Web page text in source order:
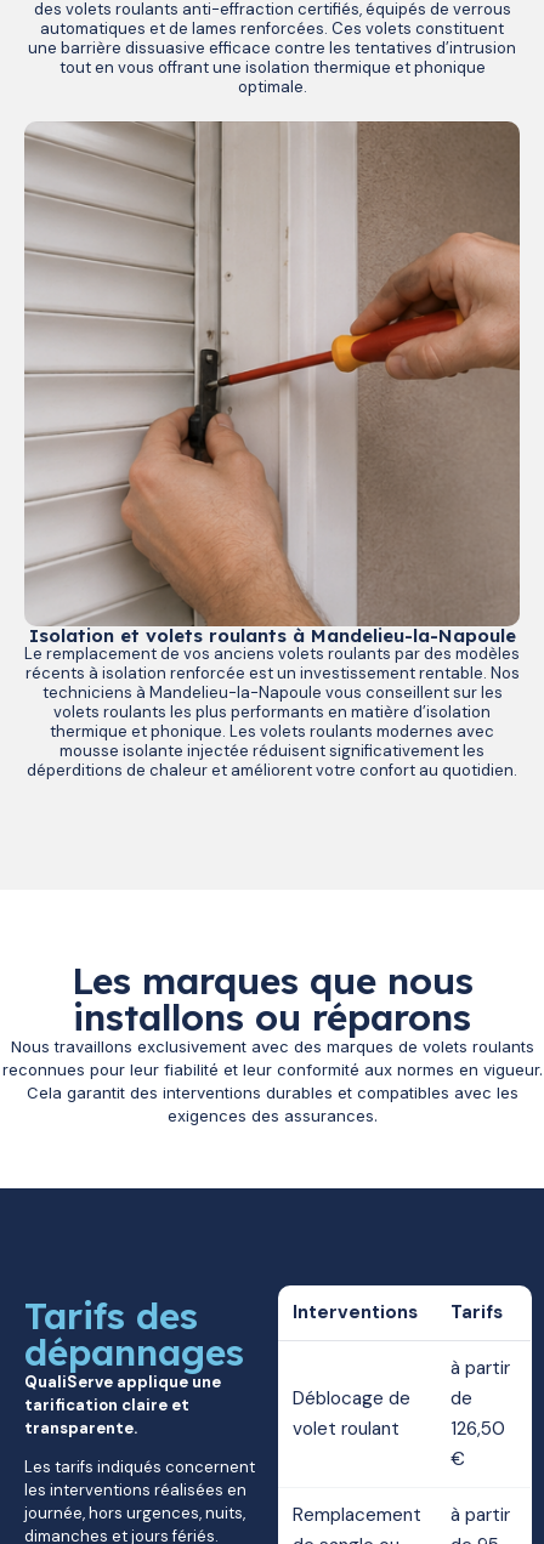
des volets roulants anti-effraction certifiés, équipés de verrous
automatiques et de lames renforcées. Ces volets constituent
une barrière dissuasive efficace contre les tentatives d’intrusion
tout en vous offrant une isolation thermique et phonique
optimale.
Isolation et volets roulants à Mandelieu-la-Napoule
Le remplacement de vos anciens volets roulants par des modèles
récents à isolation renforcée est un investissement rentable. Nos
techniciens à Mandelieu-la-Napoule vous conseillent sur les
volets roulants les plus performants en matière d’isolation
thermique et phonique. Les volets roulants modernes avec
mousse isolante injectée réduisent significativement les
déperditions de chaleur et améliorent votre confort au quotidien.
Les marques que nous
installons ou réparons
Nous travaillons exclusivement avec des marques de volets roulants
reconnues pour leur fiabilité et leur conformité aux normes en vigueur.
Cela garantit des interventions durables et compatibles avec les
exigences des assurances.
Tarifs des
dépannages
QualiServe applique une
tarification claire et
transparente.
Les tarifs indiqués concernent
les interventions réalisées en
journée, hors urgences, nuits,
dimanches et jours fériés.
Interventions Tarifs
Déblocage de
volet roulant
à partir
de
126,50
€
Remplacement
à partir